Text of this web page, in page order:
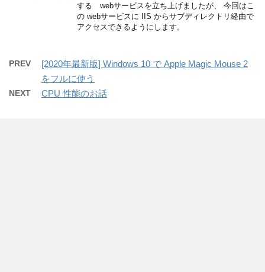
する webサービスを立ち上げましたが、 今回はこ
の webサービスに IIS からサブディレクトリ経由で
アクセスできるようにします。
PREV
[2020年最新版] Windows 10 で Apple Magic Mouse 2
をフルに使う
NEXT CPU 性能のお話